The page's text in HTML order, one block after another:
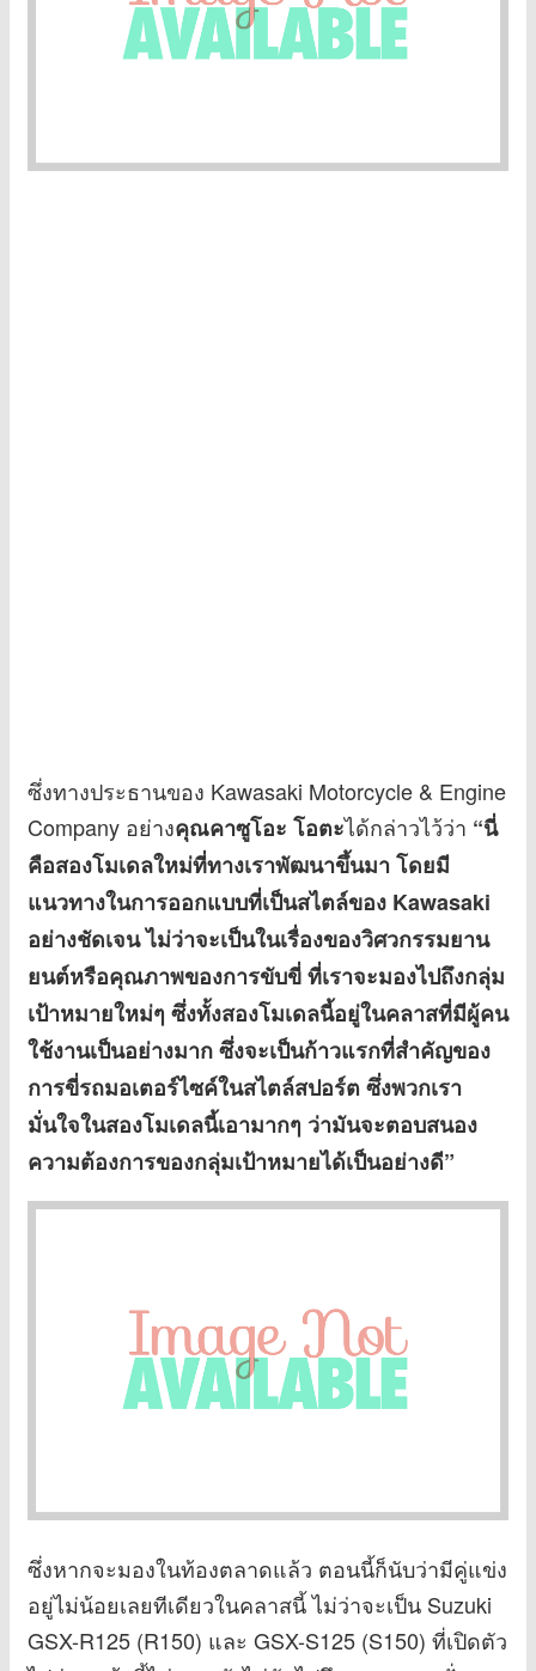
ซึ่งทางประธานของ Kawasaki Motorcycle & Engine
Company อย่างคุณคาซูโอะ โอตะได้กล่าวไว้ว่า “นี่
คือสองโมเดลใหม่ที่ทางเราพัฒนาขึ้นมา โดยมี
แนวทางในการออกแบบที่เป็นสไตล์ของ Kawasaki
อย่างชัดเจน ไม่ว่าจะเป็นในเรื่องของวิศวกรรมยาน
ยนต์หรือคุณภาพของการขับขี่ ที่เราจะมองไปถึงกลุ่ม
เป้าหมายใหม่ๆ ซึ่งทั้งสองโมเดลนี้อยู่ในคลาสที่มีผู้คน
ใช้งานเป็นอย่างมาก ซึ่งจะเป็นก้าวแรกที่สำคัญของ
การขี่รถมอเตอร์ไซค์ในสไตล์สปอร์ต ซึ่งพวกเรา
มั่นใจในสองโมเดลนี้เอามากๆ ว่ามันจะตอบสนอง
ความต้องการของกลุ่มเป้าหมายได้เป็นอย่างดี”
ซึ่งหากจะมองในท้องตลาดแล้ว ตอนนี้ก็นับว่ามีคู่แข่ง
อยู่ไม่น้อยเลยทีเดียวในคลาสนี้ ไม่ว่าจะเป็น Suzuki
GSX-R125 (R150) และ GSX-S125 (S150) ที่เปิดตัว